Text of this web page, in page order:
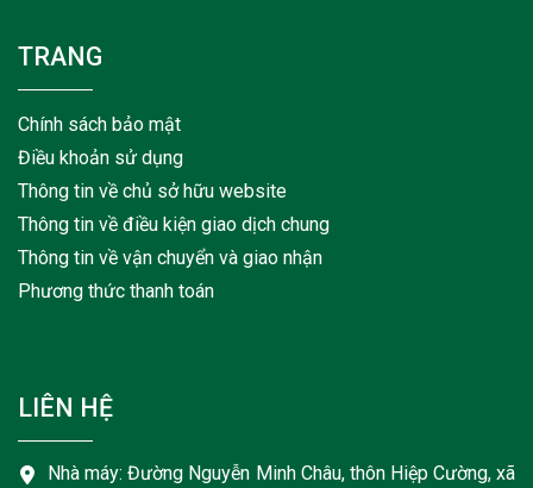
TRANG
Chính sách bảo mật
Điều khoản sử dụng
Thông tin về chủ sở hữu website
Thông tin về điều kiện giao dịch chung
Thông tin về vận chuyển và giao nhận
Phương thức thanh toán
LIÊN HỆ
Nhà máy: Đường Nguyễn Minh Châu, thôn Hiệp Cường, xã